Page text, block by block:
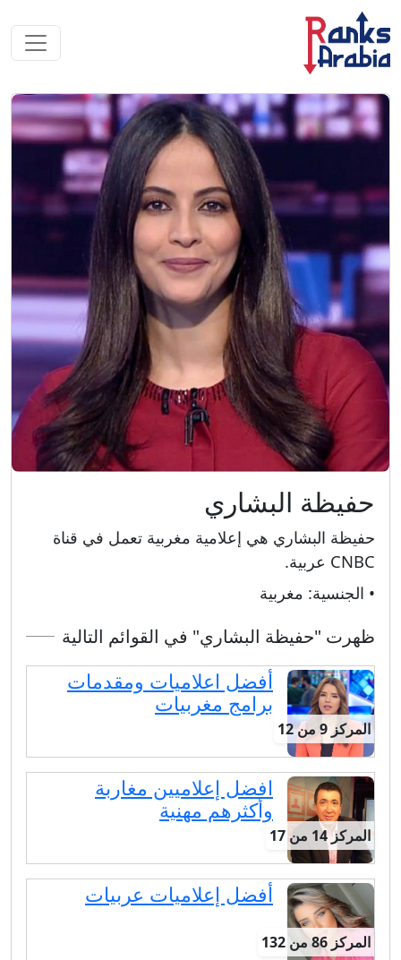
حفيظة البشاري
حفيظة البشاري هي إعلامية مغربية تعمل في قناة
CNBC عربية.
• الجنسية: مغربية
ظهرت "حفيظة البشاري" في القوائم التالية
المركز 9 من 12
أفضل اعلاميات ومقدمات
برامج مغربيات
المركز 14 من 17
افضل إعلاميين مغاربة
وأكثرهم مهنية
المركز 86 من 132
أفضل إعلاميات عربيات